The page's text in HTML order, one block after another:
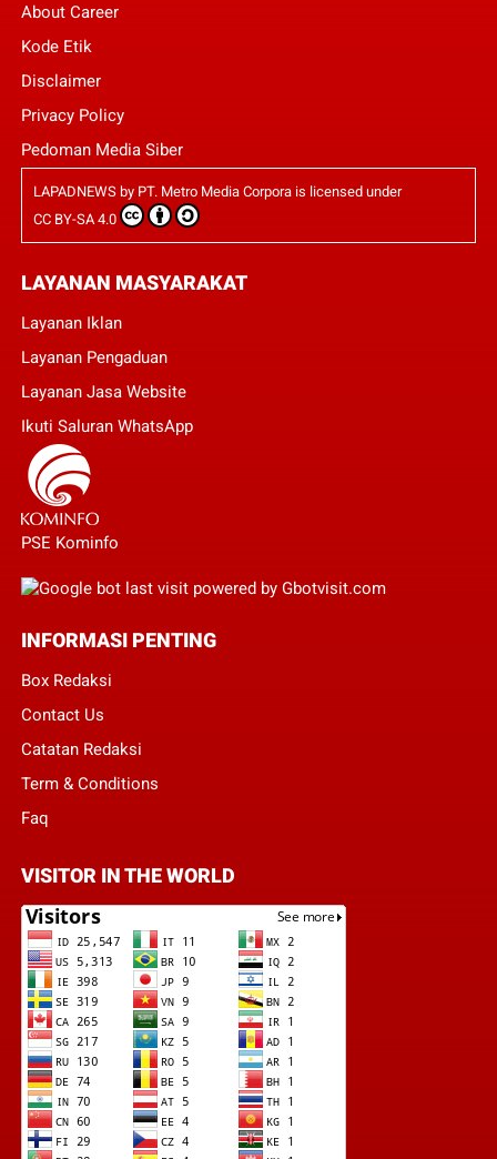
About Career
Kode Etik
Disclaimer
Privacy Policy
Pedoman Media Siber
LAPADNEWSby PT. Metro Media Corporais licensed under
CC BY-SA 4.0
LAYANAN MASYARAKAT
Layanan Iklan
Layanan Pengaduan
Layanan Jasa Website
Ikuti Saluran WhatsApp
PSE Kominfo
INFORMASI PENTING
Box Redaksi
Contact Us
Catatan Redaksi
Term & Conditions
Faq
VISITOR IN THE WORLD